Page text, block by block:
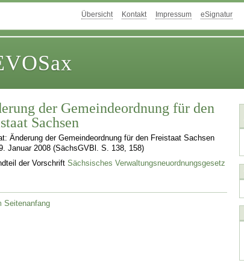
Übersicht Kontakt Impressum eSignatur
der Gemeindeordnung für den
Sachsen
Änderung der Gemeindeordnung für den Freistaat Sachsen
Januar 2008 (SächsGVBl. S. 138, 158)
der VorschriftSächsisches Verwaltungsneuordnungsgesetz
Seitenanfang